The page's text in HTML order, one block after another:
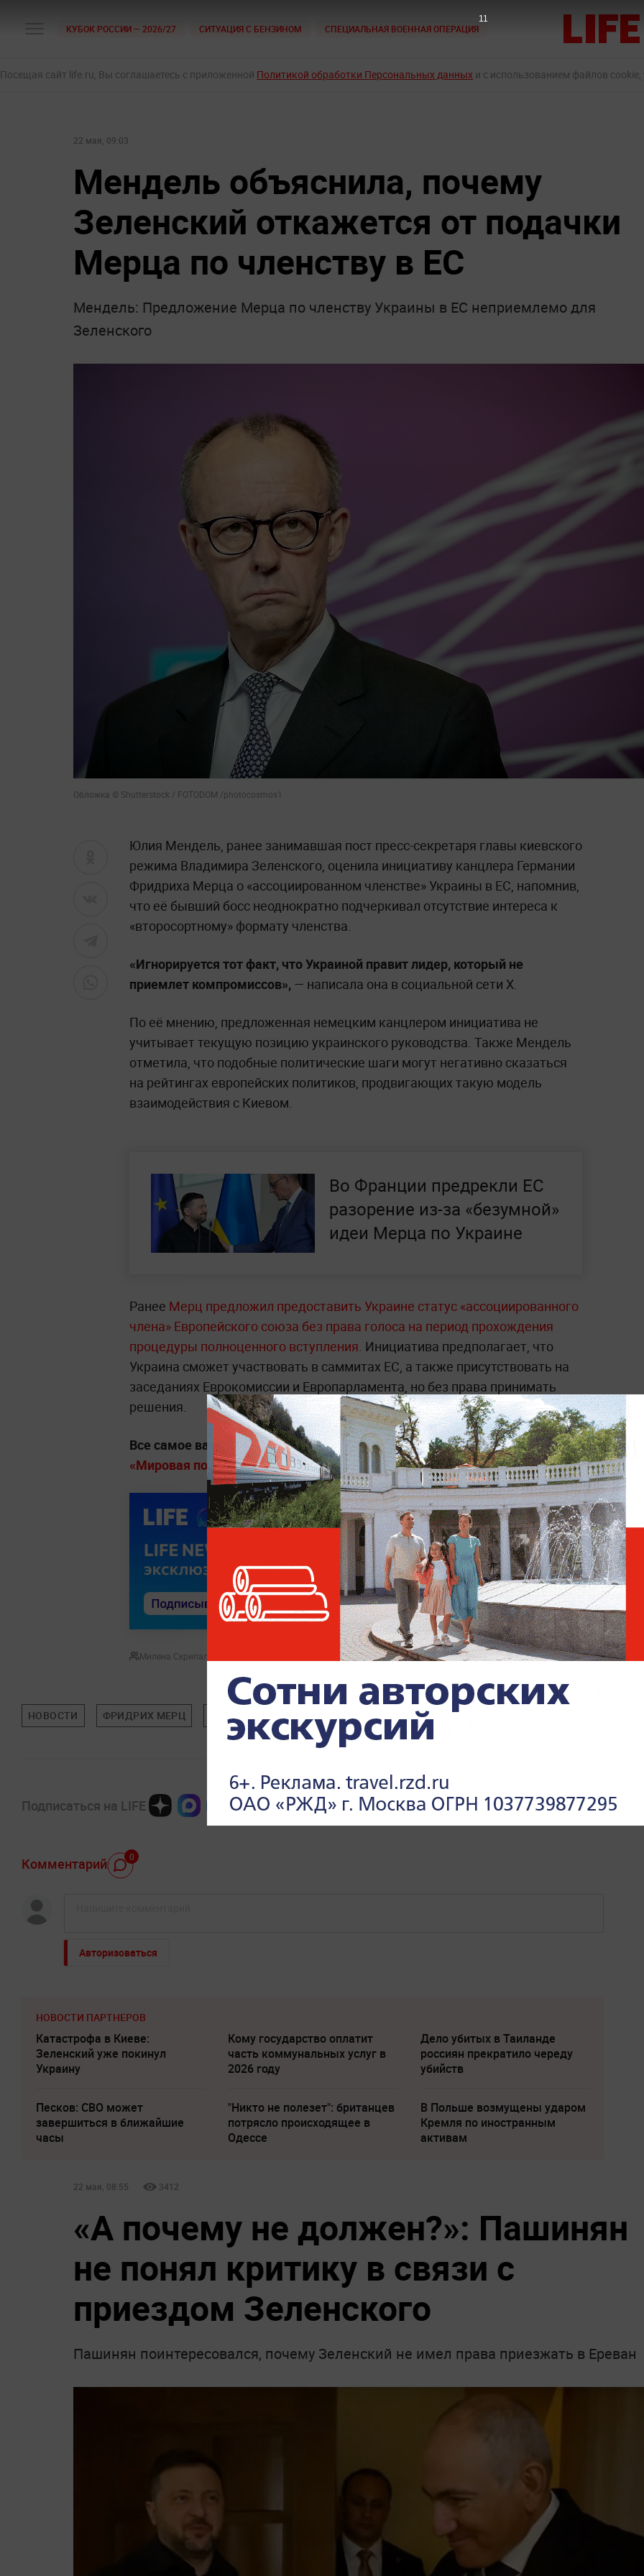
КУБОК РОССИИ — 2026/27 СИТУАЦИЯ С БЕНЗИНОМ СПЕЦИАЛЬНАЯ ВОЕННАЯ ОПЕРАЦИЯ
Посещая сайт life.ru, Вы соглашаетесь с приложенной Политикой обработки Персональных данных и с использованием файлов
22 мая, 09:03
Мендель объяснила, почему
Зеленский откажется от подачки
Мерца по членству в ЕС
Мендель: Предложение Мерца по членству Украины в ЕС неприемлемо для
Зеленского
Обложка © Shutterstock / FOTODOM /photocosmos1
Юлия Мендель, ранее занимавшая пост пресс-секретаря главы киевского
режима Владимира Зеленского, оценила инициативу канцлера Германии
Фридриха Мерца о «ассоциированном членстве» Украины в ЕС, напомнив,
что её бывший босс неоднократно подчеркивал отсутствие интереса к
«второсортному» формату членства.
«Игнорируется тот факт, что Украиной правит лидер, который не
приемлет компромиссов», — написала она в социальной сети X.
По её мнению, предложенная немецким канцлером инициатива не
учитывает текущую позицию украинского руководства. Также Мендель
отметила, что подобные политические шаги могут негативно сказаться
на рейтингах европейских политиков, продвигающих такую модель
взаимодействия с Киевом.
Во Франции предрекли ЕС
разорение из-за «безумной»
идеи Мерца по Украине
Ранее Мерц предложил предоставить Украине статус «ассоциированного
члена» Европейского союза без права голоса на период прохождения
процедуры полноценного вступления. Инициатива предполагает, что
Украина сможет участвовать в саммитах ЕС, а также присутствовать на
заседаниях Еврокомиссии и Европарламента, но без права принимать
решения.
Все самое важное о мире, странах и их лидерах —читайте в разделе
«Мировая политика» на Life.ru.
Милена Скрипальщикова
НОВОСТИ ФРИДРИХ МЕРЦ ВЛАДИМИР ЗЕЛЕНСКИЙ
Подписаться на LIFE
Комментарий 0
Авторизоваться
НОВОСТИ ПАРТНЕРОВ
Катастрофа в Киеве:
Зеленский уже покинул
Украину
Кому государство оплатит
часть коммунальных услуг в
2026 году
Дело убитых в Таиланде
россиян прекратило череду
убийств
Песков: СВО может
завершиться в ближайшие
часы
"Никто не полезет": британцев
потрясло происходящее в
Одессе
В Польше возмущены ударом
Кремля по иностранным
активам
22 мая, 08:55 3412
«А почему не должен?»: Пашинян
не понял критику в связи с
приездом Зеленского
Пашинян поинтересовался, почему Зеленский не имел права приезжать в Ереван
10